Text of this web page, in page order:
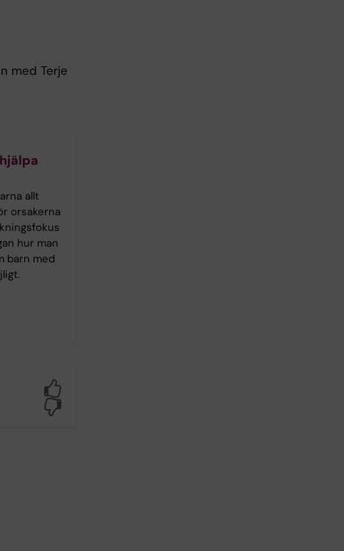
med Terje
allt
orsakerna
hur man
barn med